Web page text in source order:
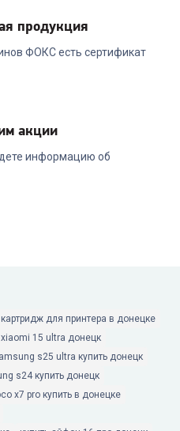
продукция
ФОКС есть сертификат
акции
информацию об
картридж для принтера в донецке
xiaomi 15 ultra донецк
s25 ultra купить донецк
s24 купить донецк
x7 pro купить в донецке